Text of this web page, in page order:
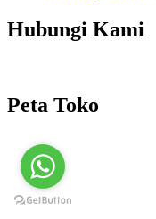
Hubungi Kami
Peta Toko